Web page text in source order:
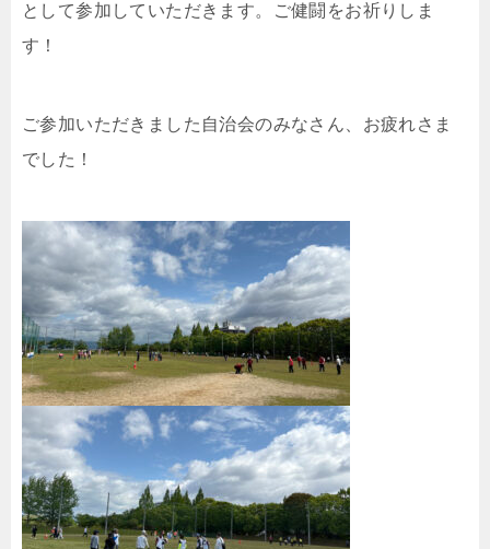
として参加していただきます。ご健闘をお祈りしま
す！
ご参加いただきました自治会のみなさん、お疲れさま
でした！